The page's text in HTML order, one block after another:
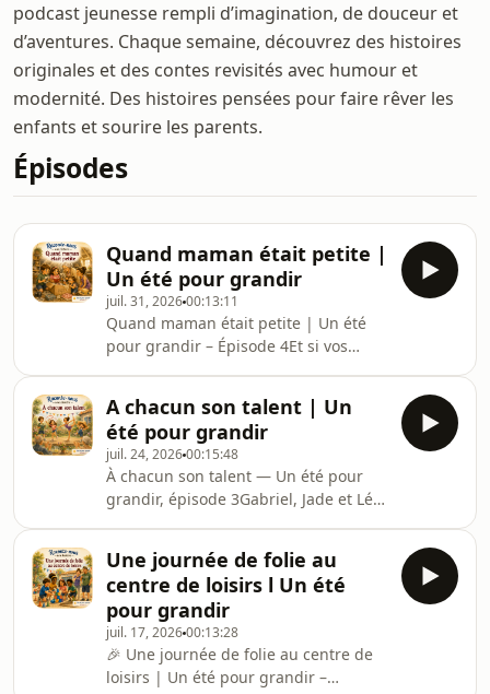
podcast jeunesse rempli d’imagination, de douceur et
d’aventures. Chaque semaine, découvrez des histoires
originales et des contes revisités avec humour et
modernité. Des histoires pensées pour faire rêver les
enfants et sourire les parents.
Épisodes
Quand maman était petite |
Un été pour grandir
juil. 31, 202600:13:11
Quand maman était petite | Un été
pour grandir – Épisode 4Et si vos
enfants ?Par un après-midi pluvieux,
Gabriel, Jade, Léo et leur cousine
Nour aident leur mamie à ranger le
grenier. Au fond d'un vieux carton
rempli de souvenirs, ils découvrent
des photos, un carnet secret et de
petits trésors qui vont leur révéler
une chose étonnante
A chacun son talent | Un
été pour grandir
juil. 24, 202600:15:48
À chacun son talent — Un été pour
grandir, épisode 3Gabriel, Jade et Léo
retrouvent leur cousine Nour,
passionnée de gymnastique.Lorsque
les quatre cousins décident de
préparer un spectacle dans le jardin,
Nour imagine un numéro
parfaitement organisé. Mais Jade
Une journée de folie au
centre de loisirs l Un été
pour grandir
juil. 17, 202600:13:28
🎉 Une journée de folie au centre de
loisirs | Un été pour grandir –